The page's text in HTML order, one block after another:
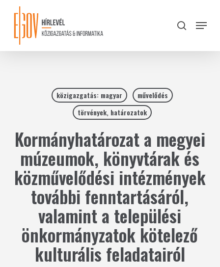
content
search
Menu
közigazgatás: magyar
művelődés
törvények, határozatok
Kormányhatározat a megyei
múzeumok, könyvtárak és
közművelődési intézmények
további fenntartásáról,
valamint a települési
önkormányzatok kötelező
kulturális feladatairól
Close